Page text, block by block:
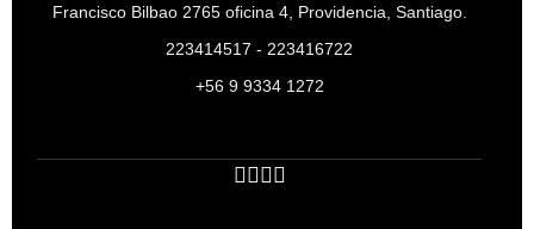
Francisco Bilbao 2765 oficina 4, Providencia, Santiago.
223414517 - 223416722
+56 9 9334 1272